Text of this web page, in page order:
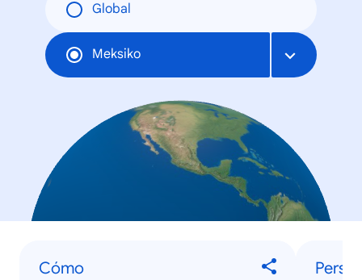
Global
Meksiko
Cómo